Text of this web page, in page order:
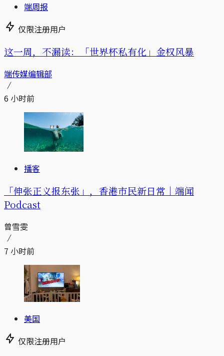
端周报
仅限注册用户
这一周，不漏读：「世界杯私有化」金权风暴
端传媒编辑部
6 小时前
播客
「伸张正义报东张」，香港市民新日常｜端闻
Podcast
曾雪雯
7 小时前
美国
仅限注册用户